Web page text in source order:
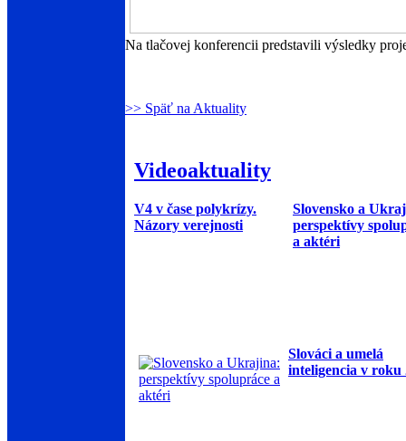
Na tlačovej konferencii predstavili výsledky
>> Späť na Aktuality
Videoaktuality
V4 v čase polykrízy.
Názory verejnosti
Slovensko a
perspektívy
a aktéri
Slováci a umelá
inteligencia v roku